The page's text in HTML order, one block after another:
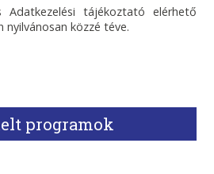
Adatkezelési tájékoztató elérhető
közzé téve.
programok